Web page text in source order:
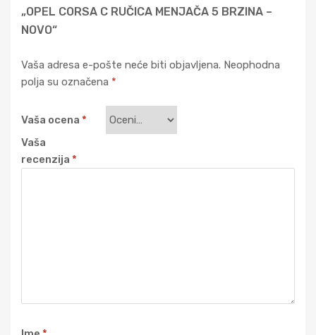
„OPEL CORSA C RUČICA MENJAČA 5 BRZINA –
NOVO“
Vaša adresa e-pošte neće biti objavljena. Neophodna
polja su označena *
Vaša ocena *
Vaša
recenzija *